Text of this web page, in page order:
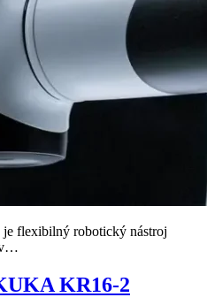
flexibilný robotický nástroj
v…
KR16-2